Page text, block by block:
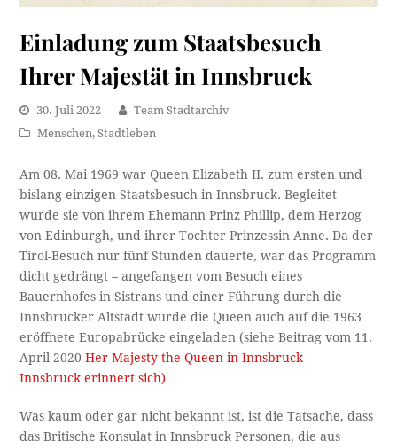
Einladung zum Staatsbesuch
Ihrer Majestät in Innsbruck
30. Juli 2022
Team Stadtarchiv
Menschen,Stadtleben
Am 08. Mai 1969 war Queen Elizabeth II. zum ersten und
bislang einzigen Staatsbesuch in Innsbruck. Begleitet
wurde sie von ihrem Ehemann Prinz Phillip, dem Herzog
von Edinburgh, und ihrer Tochter Prinzessin Anne. Da der
Tirol-Besuch nur fünf Stunden dauerte, war das Programm
dicht gedrängt – angefangen vom Besuch eines
Bauernhofes in Sistrans und einer Führung durch die
Innsbrucker Altstadt wurde die Queen auch auf die 1963
eröffnete Europabrücke eingeladen (siehe Beitrag vom 11.
April 2020Her Majesty the Queen in Innsbruck –
Innsbruck erinnert sich)
Was kaum oder gar nicht bekannt ist, ist die Tatsache, dass
das Britische Konsulat in Innsbruck Personen, die aus